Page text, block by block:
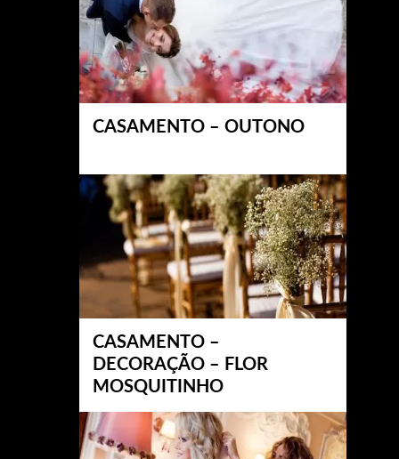
CASAMENTO – OUTONO
CASAMENTO –
DECORAÇÃO – FLOR
MOSQUITINHO